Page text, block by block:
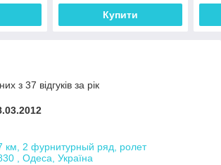
Купити
з 37 відгуків за рік
км, 2 фурнитурный ряд, ролет
, Одеса, Україна